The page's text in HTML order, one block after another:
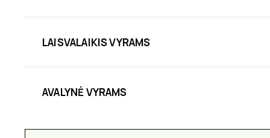
LAISVALAIKIS VYRAMS
AVALYNĖ VYRAMS